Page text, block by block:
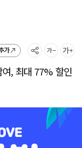
가
, 최대 77% 할인